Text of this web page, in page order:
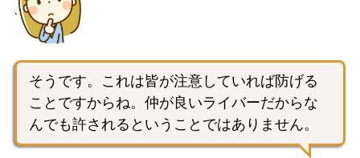
そうです。これは皆が注意していれば防げる
ことですからね。仲が良いライバーだからな
んでも許されるということではありません。